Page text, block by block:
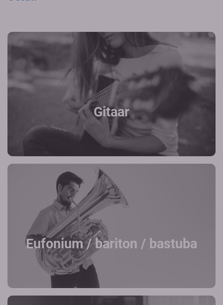
Gitaar
Eufonium / bariton / bastuba